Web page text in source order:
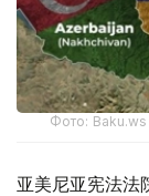
Фото: Baku.ws
亚美尼亚宪法法